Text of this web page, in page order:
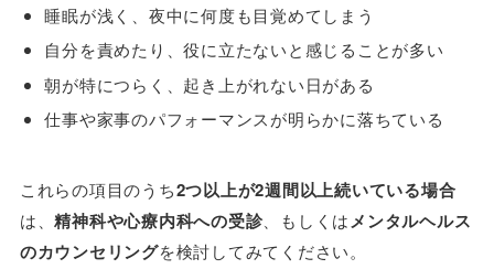
睡眠が浅く、夜中に何度も目覚めてしまう
自分を責めたり、役に立たないと感じることが多い
朝が特につらく、起き上がれない日がある
仕事や家事のパフォーマンスが明らかに落ちている
これらの項目のうち2つ以上が2週間以上続いている場合
は、精神科や心療内科への受診 、もしくはメンタルヘルス
のカウンセリングを検討してみてください。